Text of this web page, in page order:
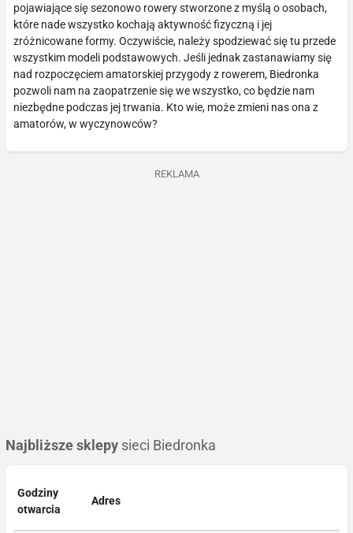
pojawiające się sezonowo rowery stworzone z myślą o osobach,
które nade wszystko kochają aktywność fizyczną i jej
zróżnicowane formy. Oczywiście, należy spodziewać się tu przede
wszystkim modeli podstawowych. Jeśli jednak zastanawiamy się
nad rozpoczęciem amatorskiej przygody z rowerem, Biedronka
pozwoli nam na zaopatrzenie się we wszystko, co będzie nam
niezbędne podczas jej trwania. Kto wie, może zmieni nas ona z
amatorów, w wyczynowców?
REKLAMA
Najbliższe sklepy sieci Biedronka
Godziny
otwarcia
Adres